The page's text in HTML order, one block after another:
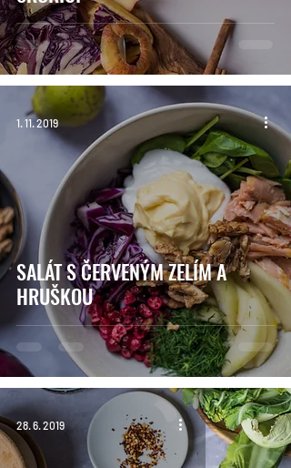
SALÁT S ČERVENÝM ZELÍM A
HRUŠKOU
1. 11. 2019
28. 6. 2019